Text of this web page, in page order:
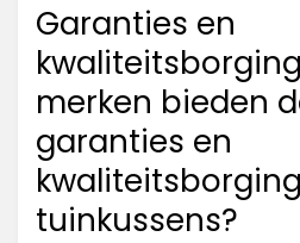
Garanties en
merken bieden
garanties en
tuinkussens?